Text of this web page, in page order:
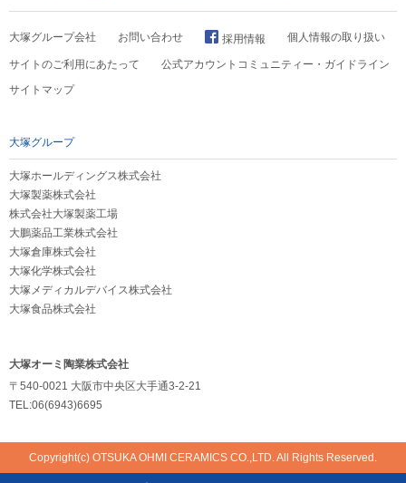
大塚グループ会社 お問い合わせ 採用情報 個人情報の取り扱い
サイトのご利用にあたって
公式アカウントコミュニティー・ガイドライン
サイトマップ
大塚グループ
大塚ホールディングス株式会社
大塚製薬株式会社
株式会社大塚製薬工場
大鵬薬品工業株式会社
大塚倉庫株式会社
大塚化学株式会社
大塚メディカルデバイス株式会社
大塚食品株式会社
大塚オーミ陶業株式会社
〒540-0021 大阪市中央区大手通3-2-21
TEL:06(6943)6695
Copyright(c) OTSUKA OHMI CERAMICS CO.,LTD. All Rights Reserved.